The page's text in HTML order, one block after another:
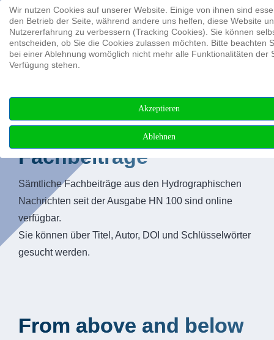
Suchen ...
Fachbeiträge
Sämtliche Fachbeiträge aus den Hydrographischen
Nachrichten seit der Ausgabe HN 100 sind online
verfügbar.
Sie können über Titel, Autor, DOI und Schlüsselwörter
gesucht werden.
From above and below
Wir nutzen Cookies auf unserer Website. Einige von ihnen sind
den Betrieb der Seite, während andere uns helfen, diese Website
Nutzererfahrung zu verbessern (Tracking Cookies). Sie können
entscheiden, ob Sie die Cookies zulassen möchten. Bitte beachten
bei einer Ablehnung womöglich nicht mehr alle Funktionalitäten der
Verfügung stehen.
Akzeptieren
Ablehnen